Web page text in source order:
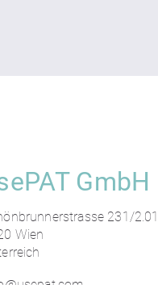
GmbH
231/2.01
Wien